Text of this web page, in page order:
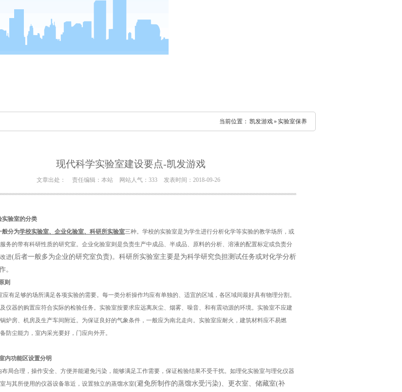
当前位置： 凯发游戏»实验室保养
现代科学实验室建设要点-凯发游戏
文章出处： 责任编辑：本站 网站人气：333 发表时间：2018-09-26
实验室的分类
般分为学校实验室、企业化验室、科研所实验室三种。学校的实验室是为学生进行分析化学等实验的教学场所，或
务的带有科研性质的研究室。企业化验室则是负责生产中成品、半成品、原料的分析、溶液的配置标定或负责分
进(后者一般多为企业的研究室负责)。科研所实验室主要是为科学研究负担测试任务或对化学分析
。
则
应有足够的场所满足各项实验的需要。每一类分析操作均应有单独的、适宜的区域，各区域间最好具有物理分割。
仪器的购置应符合实际的检验任务。实验室按要求应远离灰尘、烟雾、噪音、和有震动源的环境。实验室不应建
炉房、机房及生产车间附近。为保证良好的气象条件，一般应为南北走向。实验室应耐火，建筑材料应不易燃
防尘能力，室内采光要好，门应向外开。
内功能区设置分明
布局合理，操作安全、方便并能避免污染，能够满足工作需要，保证检验结果不受干扰。如理化实验室与理化仪器
与其所使用的仪器设备靠近，设置独立的蒸馏水室(避免所制作的蒸馏水受污染)、更衣室、储藏室(补